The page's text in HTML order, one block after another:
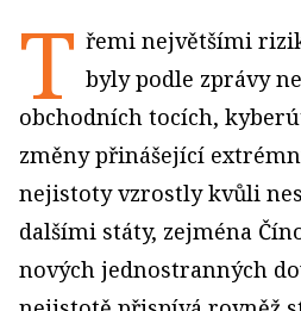
T řemi největšími
byly podle zprávy
obchodních tocích,
změny přinášející
nejistoty vzrostly kvůli
dalšími státy, zejména
nových jednostranných